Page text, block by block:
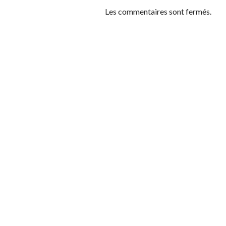
Les commentaires sont fermés.